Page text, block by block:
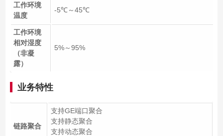
工作环境
温度
-5℃～45℃
工作环境
相对湿度
（非凝
露）
5%～95%
业务特性
链路聚合
支持GE端口聚合
支持静态聚合
支持动态聚合